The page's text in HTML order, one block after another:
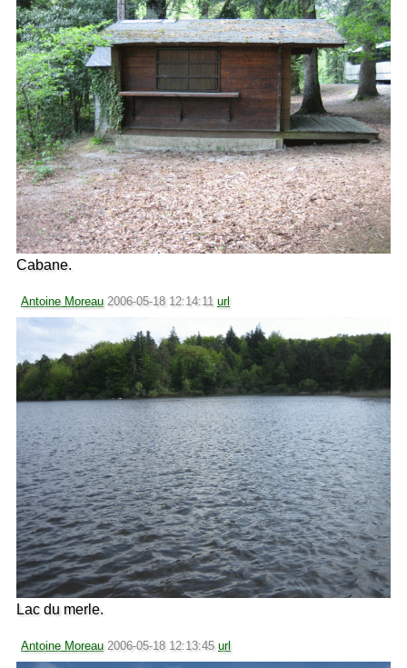
Cabane.
Antoine Moreau 2006-05-18 12:14:11 url
Lac du merle.
Antoine Moreau 2006-05-18 12:13:45 url